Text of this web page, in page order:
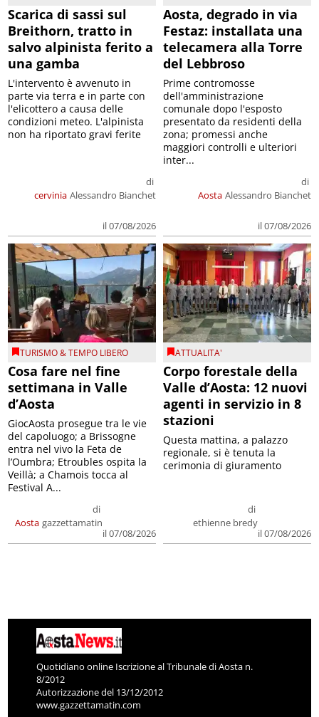
Scarica di sassi sul
Breithorn, tratto in
salvo alpinista ferito a
una gamba
cervinia
di
Alessandro Bianchet
il 07/08/2026
L'intervento è avvenuto in
parte via terra e in parte con
l'elicottero a causa delle
condizioni meteo. L'alpinista
non ha riportato gravi ferite
Aosta, degrado in via
Festaz: installata una
telecamera alla Torre
del Lebbroso
Aosta
di
Alessandro Bianchet
il 07/08/2026
Prime contromosse
dell'amministrazione
comunale dopo l'esposto
presentato da residenti della
zona; promessi anche
maggiori controlli e ulteriori
inter...
TURISMO & TEMPO LIBERO
Cosa fare nel fine
settimana in Valle
d’Aosta
Aosta
di
gazzettamatin
il 07/08/2026
GiocAosta prosegue tra le vie
del capoluogo; a Brissogne
entra nel vivo la Feta de
l’Oumbra; Etroubles ospita la
Veillà; a Chamois tocca al
Festival A...
ATTUALITA'
Corpo forestale della
Valle d’Aosta: 12 nuovi
agenti in servizio in 8
stazioni
di
ethienne bredy
il 07/08/2026
Questa mattina, a palazzo
regionale, si è tenuta la
cerimonia di giuramento
Quotidiano online Iscrizione al Tribunale di Aosta n.
8/2012
Autorizzazione del 13/12/2012
www.gazzettamatin.com